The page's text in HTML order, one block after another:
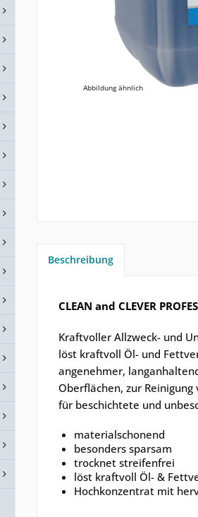
Abbildung ähnlich
Beschreibung
CLEAN and CLEVER
Kraftvoller Allzweck- und
löst kraftvoll Öl- und
angenehmer,
Oberflächen, zur
für beschichtete und
materialschonend
besonders sparsam
trocknet streifenfrei
löst kraftvoll Öl- &
Hochkonzentrat mit